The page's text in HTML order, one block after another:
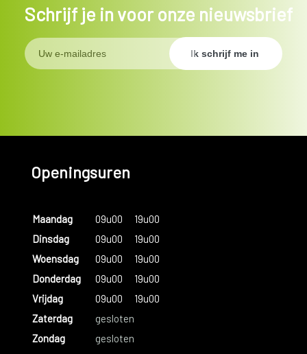
Schrijf je in voor onze nieuwsbrief
Openingsuren
Maandag 09u00
19u00
Dinsdag
09u00
19u00
Woensdag
09u00
19u00
Donderdag
09u00
19u00
Vrijdag
09u00
19u00
Zaterdag
gesloten
Zondag
gesloten